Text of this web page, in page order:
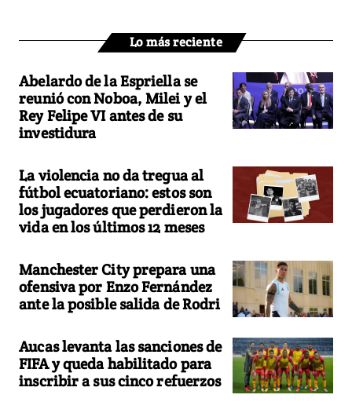
Lo más reciente
Abelardo de la Espriella se
reunió con Noboa, Milei y el
Rey Felipe VI antes de su
investidura
La violencia no da tregua al
fútbol ecuatoriano: estos son
los jugadores que perdieron la
vida en los últimos 12 meses
Manchester City prepara una
ofensiva por Enzo Fernández
ante la posible salida de Rodri
Aucas levanta las sanciones de
FIFA y queda habilitado para
inscribir a sus cinco refuerzos